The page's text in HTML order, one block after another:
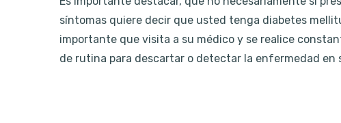
síntomas quiere decir que usted tenga diabetes
importante que visita a su médico y se realice
de rutina para descartar o detectar la enfermedad en